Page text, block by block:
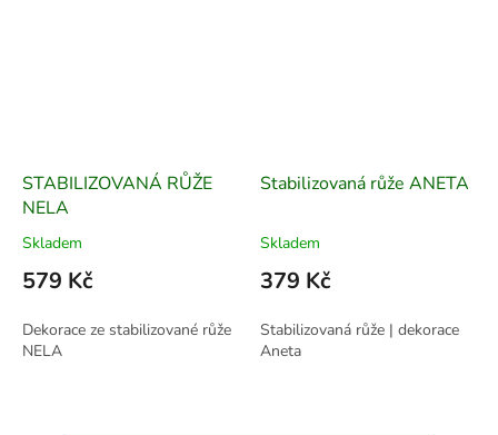
STABILIZOVANÁ RŮŽE
NELA
Skladem
579 Kč
Dekorace ze stabilizované růže
NELA
Stabilizovaná růže ANETA
Skladem
379 Kč
Stabilizovaná růže | dekorace
Aneta